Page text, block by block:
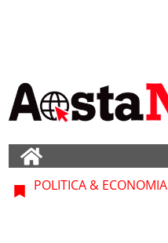
POLITICA & ECONOMIA